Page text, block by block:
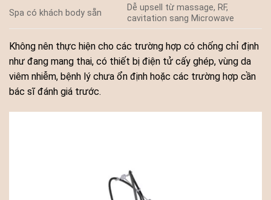
Spa có khách body sẵn
Dễ upsell từ massage, RF,
cavitation sang Microwave
Không nên thực hiện cho các trường hợp có chống chỉ định
như đang mang thai, có thiết bị điện tử cấy ghép, vùng da
viêm nhiễm, bệnh lý chưa ổn định hoặc các trường hợp cần
bác sĩ đánh giá trước.